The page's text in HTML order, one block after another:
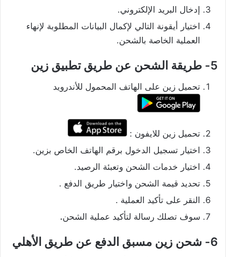
إدخال البريد الإلكتروني.
اختيار أيقونة التالي لإكمال البيانات المطلوبة لإنهاء
العملية الخاصة بالشحن.
5- طريقة الشحن عن طريق تطبيق زين
تحميل زين على الهاتف المحمول للأندرويد
تحميل زين للايفون :
اختيار تسجيل الدخول برقم الهاتف الخاص بزين.
اختيار خدمات الشحن وتعبئة الرصيد.
تحديد قيمة الشحن واختيار طريق الدفع .
النقر على تأكيد العملية .
سوف تصلك رسالة لتأكيد عملية الشحن.
6- شحن زين مسبق الدفع عن طريق الأهلي